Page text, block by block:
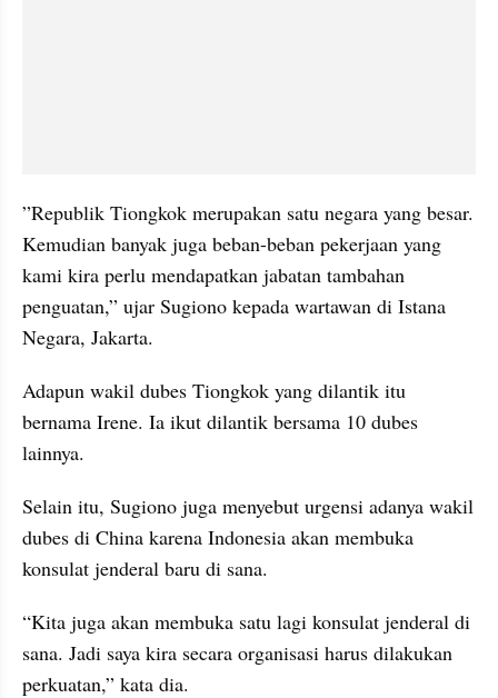
”Republik Tiongkok merupakan satu negara yang besar.
Kemudian banyak juga beban-beban pekerjaan yang
kami kira perlu mendapatkan jabatan tambahan
penguatan,” ujar Sugiono kepada wartawan di Istana
Negara, Jakarta.
Adapun wakil dubes Tiongkok yang dilantik itu
bernama Irene. Ia ikut dilantik bersama 10 dubes
lainnya.
Selain itu, Sugiono juga menyebut urgensi adanya wakil
dubes di China karena Indonesia akan membuka
konsulat jenderal baru di sana.
“Kita juga akan membuka satu lagi konsulat jenderal di
sana. Jadi saya kira secara organisasi harus dilakukan
perkuatan,” kata dia.